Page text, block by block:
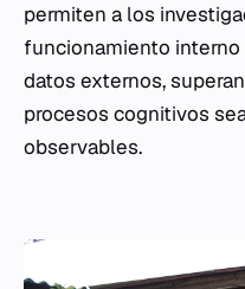
permiten a los
funcionamiento
datos externos,
procesos cognitivos
observables.